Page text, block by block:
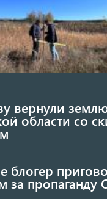
вернули
области со
блогер
за пропаганду